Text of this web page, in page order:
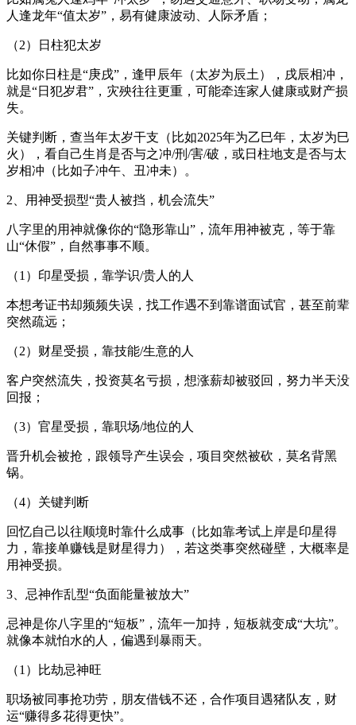
人逢龙年“值太岁”，易有健康波动、人际矛盾；
（2）日柱犯太岁
比如你日柱是“庚戌”，逢甲辰年（太岁为辰土），戌辰相冲，
就是“日犯岁君”，灾殃往往更重，可能牵连家人健康或财产损
失。
关键判断，查当年太岁干支（比如2025年为乙巳年，太岁为巳
火），看自己生肖是否与之冲/刑/害/破，或日柱地支是否与太
岁相冲（比如子冲午、丑冲未）。
2、用神受损型“贵人被挡，机会流失”
八字里的用神就像你的“隐形靠山”，流年用神被克，等于靠
山“休假”，自然事事不顺。
（1）印星受损，靠学识/贵人的人
本想考证书却频频失误，找工作遇不到靠谱面试官，甚至前辈
突然疏远；
（2）财星受损，靠技能/生意的人
客户突然流失，投资莫名亏损，想涨薪却被驳回，努力半天没
回报；
（3）官星受损，靠职场/地位的人
晋升机会被抢，跟领导产生误会，项目突然被砍，莫名背黑
锅。
（4）关键判断
回忆自己以往顺境时靠什么成事（比如靠考试上岸是印星得
力，靠接单赚钱是财星得力），若这类事突然碰壁，大概率是
用神受损。
3、忌神作乱型“负面能量被放大”
忌神是你八字里的“短板”，流年一加持，短板就变成“大坑”。
就像本就怕水的人，偏遇到暴雨天。
（1）比劫忌神旺
职场被同事抢功劳，朋友借钱不还，合作项目遇猪队友，财
运“赚得多花得更快”。